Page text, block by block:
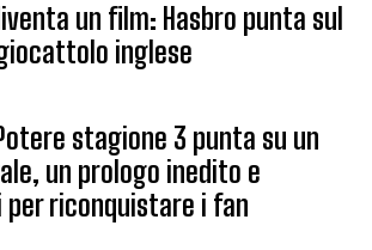
un film: Hasbro punta sul
inglese
stagione 3 punta su un
un prologo inedito e
riconquistare i fan